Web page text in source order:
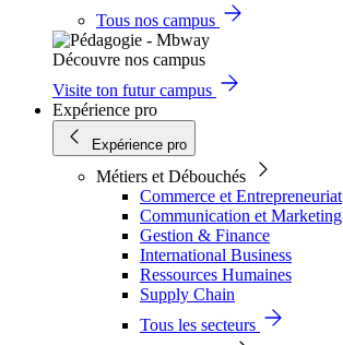
Tous nos campus
Découvre nos campus
Visite ton futur campus
Expérience pro
Expérience pro
Métiers et Débouchés
Commerce et Entrepreneuriat
Communication et Marketing
Gestion & Finance
International Business
Ressources Humaines
Supply Chain
Tous les secteurs